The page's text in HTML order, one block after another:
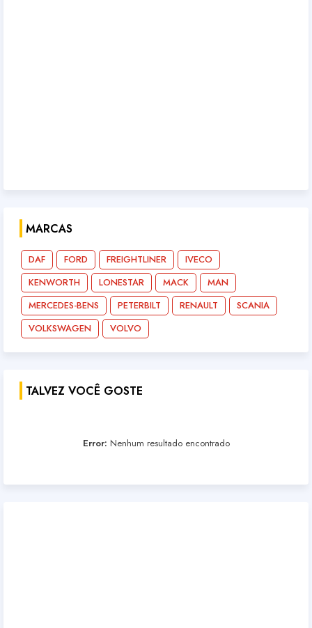
MARCAS
DAF FORD FREIGHTLINER
IVECO
KENWORTH
LONESTAR MACK
MAN
MERCEDES-BENS
PETERBILT RENAULT
SCANIA
VOLKSWAGEN
VOLVO
TALVEZ VOCÊ GOSTE
Error: Nenhum resultado encontrado